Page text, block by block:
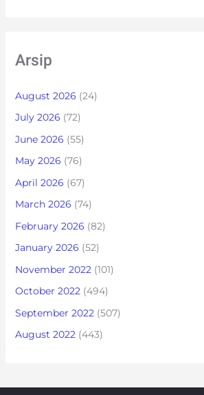
Arsip
August 2026 (24)
July 2026 (72)
June 2026 (55)
May 2026 (76)
April 2026 (67)
March 2026 (74)
February 2026 (82)
January 2026 (52)
November 2022(101)
October 2022(494)
September 2022(507)
August 2022(443)